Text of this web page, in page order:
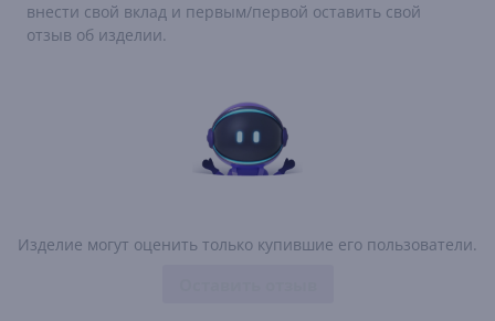
Изделие могут оценить только купившие его пользователи.
внести свой вклад и первым/первой оставить свой
отзыв об изделии.